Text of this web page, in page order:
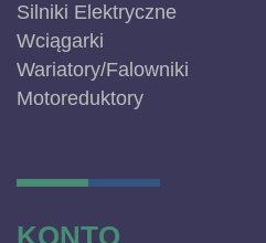
Silniki Elektryczne
Wciągarki
Wariatory/Falowniki
Motoreduktory